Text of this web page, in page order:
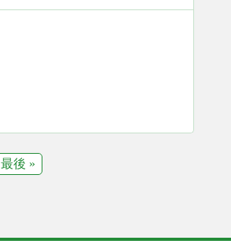
最後 »